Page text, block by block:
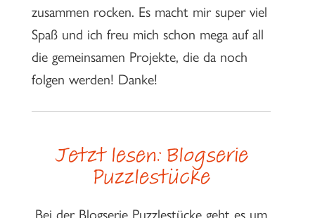
zusammen rocken. Es macht mir super viel
Spaß und ich freu mich schon mega auf all
die gemeinsamen Projekte, die da noch
folgen werden! Danke!
Jetzt lesen: Blogserie
Puzzlestücke
Bei der Blogserie Puzzlestücke geht es um